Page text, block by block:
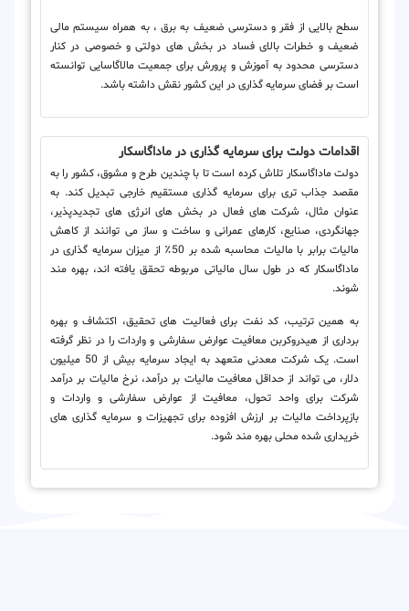
سطح بالایی از فقر و دسترسی ضعیف به برق ، به همراه سیستم مالی
ضعیف و خطرات بالای فساد در بخش های دولتی و خصوصی در کنار
دسترسی محدود به آموزش و پرورش برای جمعیت مالاگاسایی توانسته
است بر فضای سرمایه گذاری در این کشور نقش داشته باشد.
اقدامات دولت برای سرمایه گذاری در ماداگاسکار
دولت ماداگاسکار تلاش کرده است تا با چندین طرح و مشوق، کشور را به
مقصد جذاب تری برای سرمایه گذاری مستقیم خارجی تبدیل کند. به
عنوان مثال، شرکت های فعال در بخش های انرژی های تجدیدپذیر،
جهانگردی، صنایع، کارهای عمرانی و ساخت و ساز می توانند از کاهش
مالیات برابر با مالیات محاسبه شده بر 50٪ از میزان سرمایه گذاری در
ماداگاسکار که در طول سال مالیاتی مربوطه تحقق یافته اند، بهره مند
شوند.
به همین ترتیب، کد نفت برای فعالیت های تحقیق، اکتشاف و بهره
برداری از هیدروکربن معافیت عوارض سفارشی و واردات را در نظر گرفته
است. یک شرکت معدنی متعهد به ایجاد سرمایه بیش از 50 میلیون
دلار، می تواند از حداقل معافیت مالیات بر درآمد، نرخ مالیات بر درآمد
شرکت برای واحد تحول، معافیت از عوارض سفارشی و واردات و
بازپرداخت مالیات بر ارزش افزوده برای تجهیزات و سرمایه گذاری های
خریداری شده محلی بهره مند شود.